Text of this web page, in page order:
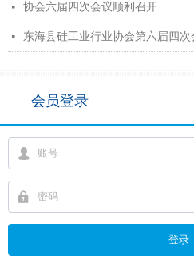
넷 协会六届四次会议顺利召开
넷 东海县硅工业行业协会第六届四
会员登录
넙
넱
登录